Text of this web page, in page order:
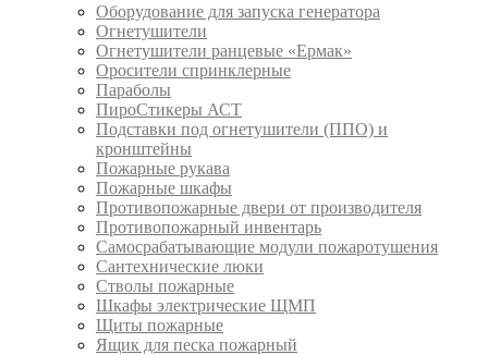
Оборудование для запуска генератора
Огнетушители
Огнетушители ранцевые «Ермак»
Оросители спринклерные
Параболы
ПироСтикеры АСТ
Подставки под огнетушители (ППО) и
кронштейны
Пожарные рукава
Пожарные шкафы
Противопожарные двери от производителя
Противопожарный инвентарь
Самосрабатывающие модули пожаротушения
Сантехнические люки
Стволы пожарные
Шкафы электрические ЩМП
Щиты пожарные
Ящик для песка пожарный